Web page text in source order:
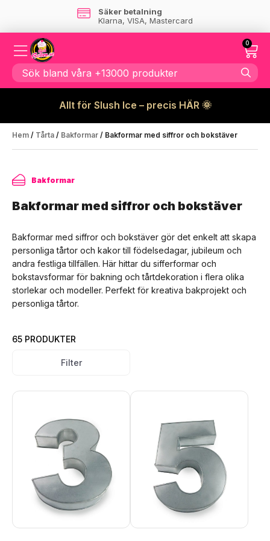
Super kundservice
Kontakta osshär
0
Allt för Slush Ice – precis HÄR 🌞
Hem / Tårta / Bakformar / Bakformar med siffror och bokstäver
Bakformar
Bakformar med siffror och bokstäver
Bakformar med siffror och bokstäver gör det enkelt att skapa
personliga tårtor och kakor till födelsedagar, jubileum och
andra festliga tillfällen. Här hittar du sifferformar och
bokstavsformar för bakning och tårtdekoration i flera olika
storlekar och modeller. Perfekt för kreativa bakprojekt och
personliga tårtor.
65 PRODUKTER
Filter